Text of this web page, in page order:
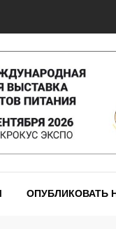
ОПУБЛИКОВАТЬ